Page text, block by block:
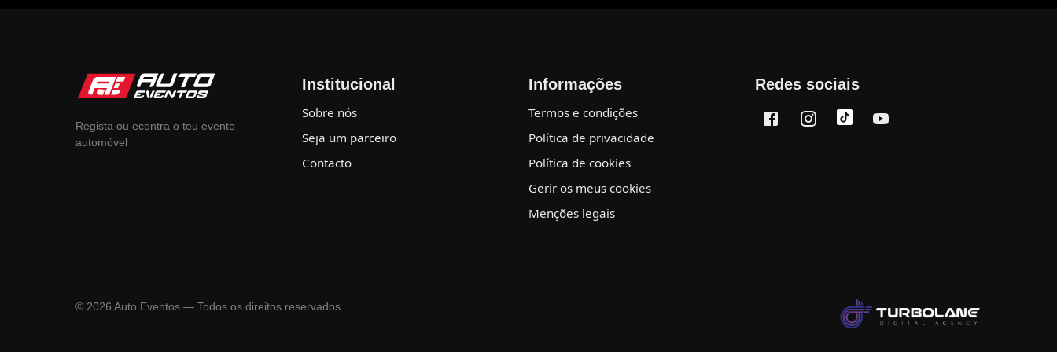
Regista ou econtra o teu evento
automóvel
Institucional
Sobre nós
Seja um parceiro
Contacto
Informações
Termos e condições
Política de privacidade
Política de cookies
Gerir os meus cookies
Menções legais
Redes sociais
© 2026 Auto Eventos — Todos os direitos reservados.